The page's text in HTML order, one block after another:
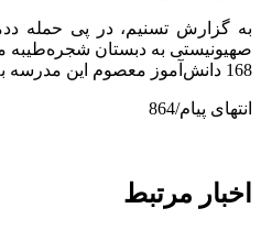
به گزارش تسنیم، در پی حمله
168 دانش‌آموز معصوم این مدرسه به شهادت رسیدند.
انتهای پیام/864
اخبار مرتبط